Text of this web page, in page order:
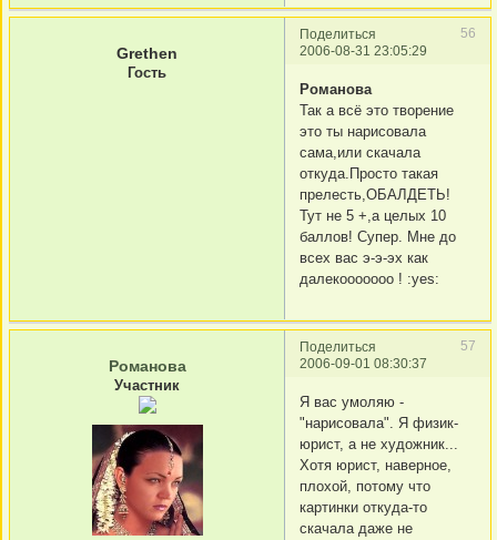
Поделиться
56
2006-08-31 23:05:29
Grethen
Гость
Романова
Так а всё это творение
это ты нарисовала
сама,или скачала
откуда.Просто такая
прелесть,ОБАЛДЕТЬ!
Тут не 5 +,а целых 10
баллов! Супер. Мне до
всех вас э-э-эх как
далекооооооо ! :yes:
Поделиться
57
2006-09-01 08:30:37
Романова
Участник
Я вас умоляю -
"нарисовала". Я физик-
юрист, а не художник...
Хотя юрист, наверное,
плохой, потому что
картинки откуда-то
скачала даже не